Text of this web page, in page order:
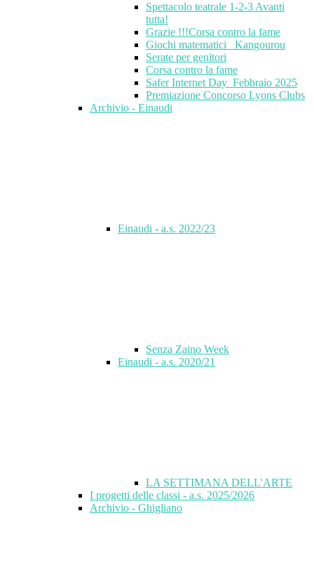
Spettacolo teatrale 1-2-3 Avanti
tutta!
Grazie !!!Corsa contro la fame
Giochi matematici_ Kangourou
Serate per genitori
Corsa contro la fame
Safer Internet Day_Febbraio 2025
Premiazione Concorso Lyons Clubs
Archivio - Einaudi
Einaudi - a.s. 2022/23
Senza Zaino Week
Einaudi - a.s. 2020/21
LA SETTIMANA DELL'ARTE
I progetti delle classi - a.s. 2025/2026
Archivio - Ghigliano